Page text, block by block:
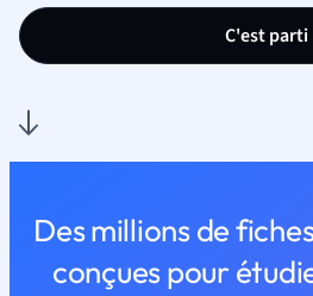
C'est parti
Des millions de
conçues pour